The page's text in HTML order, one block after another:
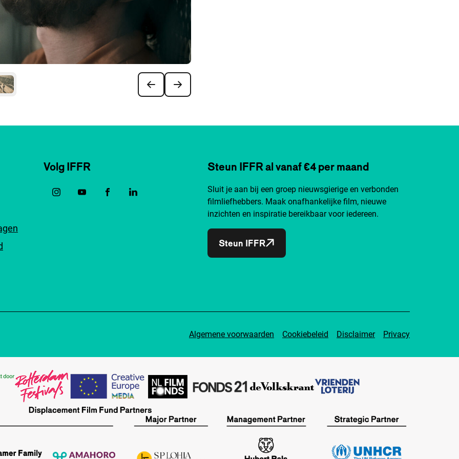
Volg IFFR Steun IFFR al vanaf €4 per maand
Sluit je aan bij een groep nieuwsgierige en verbonden
filmliefhebbers. Maak onafhankelijke film, nieuwe
inzichten en inspiratie bereikbaar voor iedereen.
Steun IFFR
Algemene voorwaarden Cookiebeleid Disclaimer Privacy